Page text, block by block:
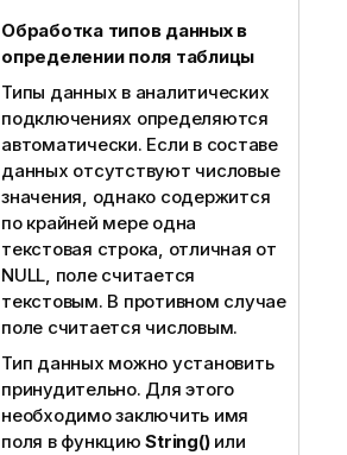
Обработка типов данных в
определении поля таблицы
Типы данных в аналитических
подключениях определяются
автоматически. Если в составе
данных отсутствуют числовые
значения, однако содержится
по крайней мере одна
текстовая строка, отличная от
NULL, поле считается
текстовым. В противном случае
поле считается числовым.
Тип данных можно установить
принудительно. Для этого
необходимо заключить имя
поля в функциюString()или